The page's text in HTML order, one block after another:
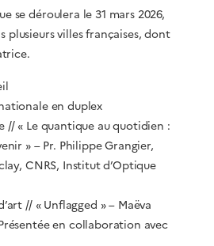
se déroulera le 31 mars 2026,
plusieurs villes françaises, dont
en duplex
// « Le quantique au quotidien :
» – Pr. Philippe Grangier,
CNRS, Institut d’Optique
// « Unflagged » – Maëva
en collaboration avec